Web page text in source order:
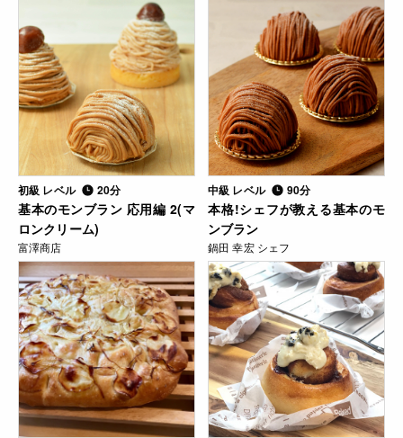
初級 レベル 20分
基本のモンブラン 応用編 2(マ
ロンクリーム)
富澤商店
中級 レベル 90分
本格!シェフが教える基本のモ
ンブラン
鍋田 幸宏 シェフ